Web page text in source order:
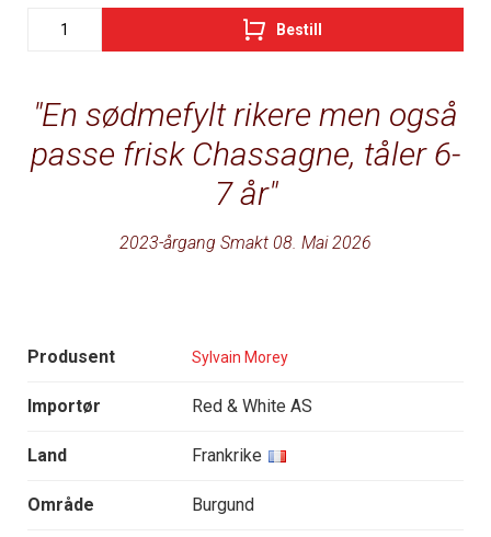
En sødmefylt rikere men også
passe frisk Chassagne, tåler 6-
7 år
2023-årgang Smakt 08. Mai 2026
Produsent Sylvain Morey
Importør Red & White AS
Land Frankrike
Område Burgund
Bestill